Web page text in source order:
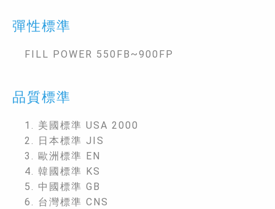
彈性標準
FILL POWER 550FB~900FP
品質標準
1. 美國標準 USA 2000
2. 日本標準 JIS
3. 歐洲標準 EN
4. 韓國標準 KS
5. 中國標準 GB
6. 台灣標準 CNS